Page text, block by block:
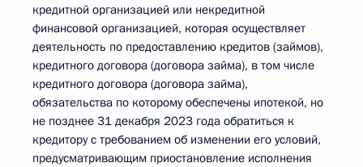
кредитной организацией или некредитной
финансовой организацией, которая осуществляет
деятельность по предоставлению кредитов (займов),
кредитного договора (договора займа), в том числе
кредитного договора (договора займа),
обязательства по которому обеспечены ипотекой, но
не позднее 31 декабря 2023 года обратиться к
кредитору с требованием об изменении его условий,
предусматривающим приостановление исполнения